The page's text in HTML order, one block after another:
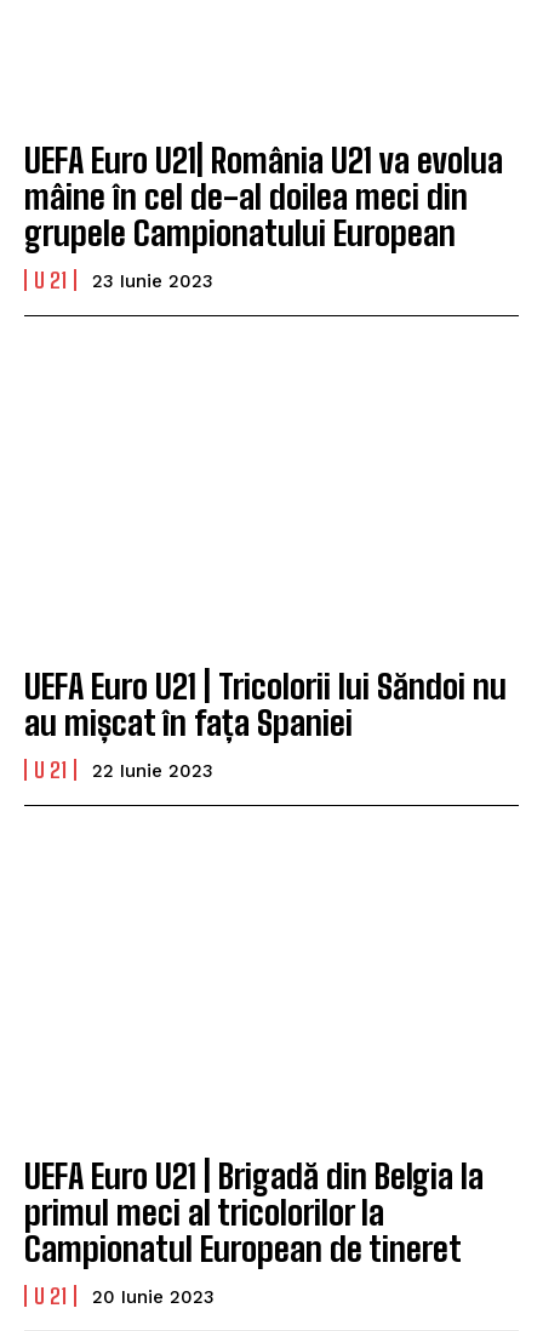
UEFA Euro U21| România U21 va evolua
mâine în cel de-al doilea meci din
grupele Campionatului European
U 21 23 Iunie 2023
UEFA Euro U21 | Tricolorii lui Săndoi nu
au mișcat în fața Spaniei
U 21 22 Iunie 2023
UEFA Euro U21 | Brigadă din Belgia la
primul meci al tricolorilor la
Campionatul European de tineret
U 21 20 Iunie 2023